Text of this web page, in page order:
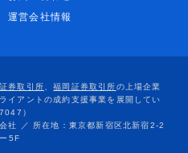
運営会社情報